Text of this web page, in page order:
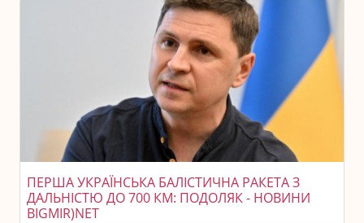
ПЕРША УКРАЇНСЬКА БАЛІСТИЧНА РАКЕТА З
ДАЛЬНІСТЮ ДО 700 КМ: ПОДОЛЯК - НОВИНИ
BIGMIR)NET